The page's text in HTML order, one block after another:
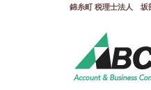
錦糸町 税理士法人 坂